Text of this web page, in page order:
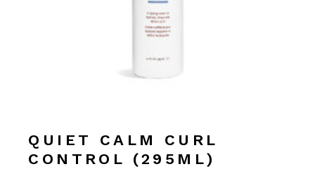
QUIET CALM CURL
CONTROL (295ML)